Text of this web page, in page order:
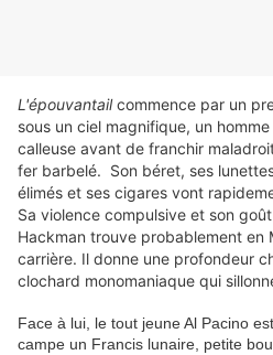
L'épouvantailcommence par un
sous un ciel magnifique, un
calleuse avant de franchir
fer barbelé. Son béret, ses
élimés et ses cigares vont
Sa violence compulsive et son
Hackman trouve probablement en
carrière. Il donne une profondeur
clochard monomaniaque qui
Face à lui, le tout jeune Al Pacino
campe un Francis lunaire, petite